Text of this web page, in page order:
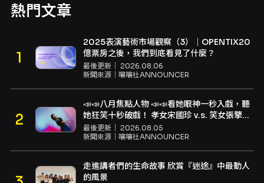
熱門文章
2025表演藝術市場觀察（3）｜OPENTIX20
億票房之後，我們到底看見了什麼？
最後更新｜ 2026.08.06
新聞來源｜ 嚷嚷社ANNOUNCER
📣📣八月焦點人物 📣📣看她眼神一秒入戲，聽
她狂笑十秒破戲！ 孝女宋國珍 v.s. 笑女張擎
佳：本是同根生，相約壓車別太急
最後更新｜ 2026.08.05
新聞來源｜ 嚷嚷社ANNOUNCER
走進講者們的生命故事 欣賞『迷途』中最動人
的風景